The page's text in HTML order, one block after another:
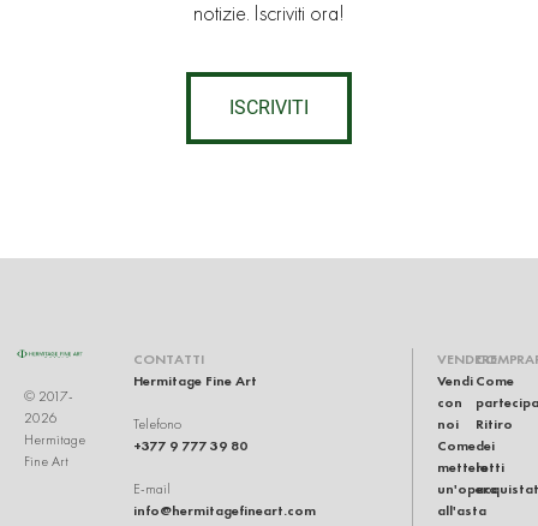
notizie. Iscriviti ora!
ISCRIVITI
© 2017-
2026
Hermitage
Fine Art
CONTATTI
Hermitage Fine Art
Telefono
+377 9 777 39 80
E-mail
info@hermitagefineart.com
VENDERE
Vendi
con
noi
Come
mettere
un'opera
all'asta
Come
Ritiro
dei
lotti